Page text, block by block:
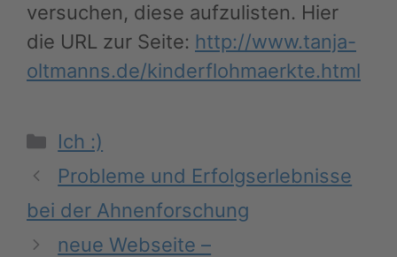
versuchen, diese aufzulisten. Hier
die URL zur Seite: http://www.tanja-
oltmanns.de/kinderflohmaerkte.html
Kategorien
Ich :)
Probleme und Erfolgserlebnisse
bei der Ahnenforschung
neue Webseite –